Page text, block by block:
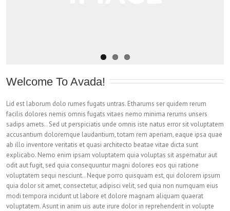
Welcome To Avada!
Lid est laborum dolo rumes fugats untras. Etharums ser quidem rerum
facilis dolores nemis omnis fugats vitaes nemo minima rerums unsers
sadips amets.. Sed ut perspiciatis unde omnis iste natus error sit voluptatem
accusantium doloremque laudantium, totam rem aperiam, eaque ipsa quae
ab illo inventore veritatis et quasi architecto beatae vitae dicta sunt
explicabo. Nemo enim ipsam voluptatem quia voluptas sit aspernatur aut
odit aut fugit, sed quia consequuntur magni dolores eos qui ratione
voluptatem sequi nesciunt.. Neque porro quisquam est, qui dolorem ipsum
quia dolor sit amet, consectetur, adipisci velit, sed quia non numquam eius
modi tempora incidunt ut labore et dolore magnam aliquam quaerat
voluptatem. Asunt in anim uis aute irure dolor in reprehenderit in volupte